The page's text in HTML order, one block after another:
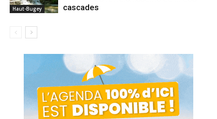
Haut-Bugey
cascades